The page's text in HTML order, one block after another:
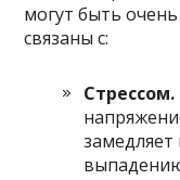
могут быть
связаны с:
Стрессом.